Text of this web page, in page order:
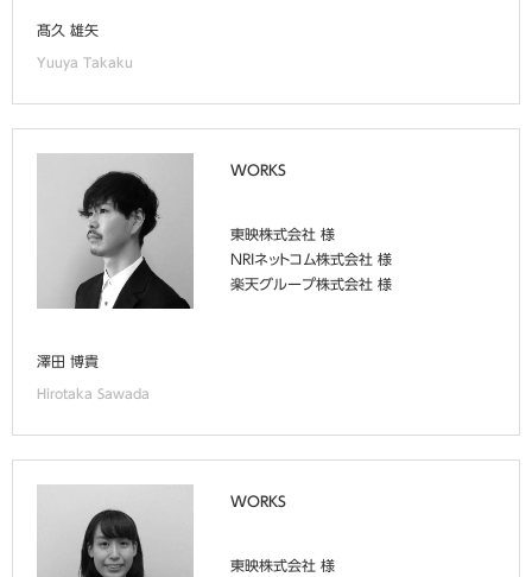
髙久 雄矢
Yuuya Takaku
澤田 博貴
Hirotaka Sawada
WORKS
東映株式会社 様
NRIネットコム株式会社 様
楽天グループ株式会社 様
WORKS
東映株式会社 様